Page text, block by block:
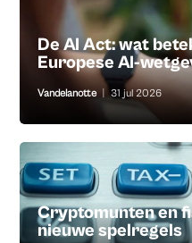
De AI Act: wat
Europese AI-
Vandelanotte 31 jul 2026
Cryptomunten en
nieuwe spelregels